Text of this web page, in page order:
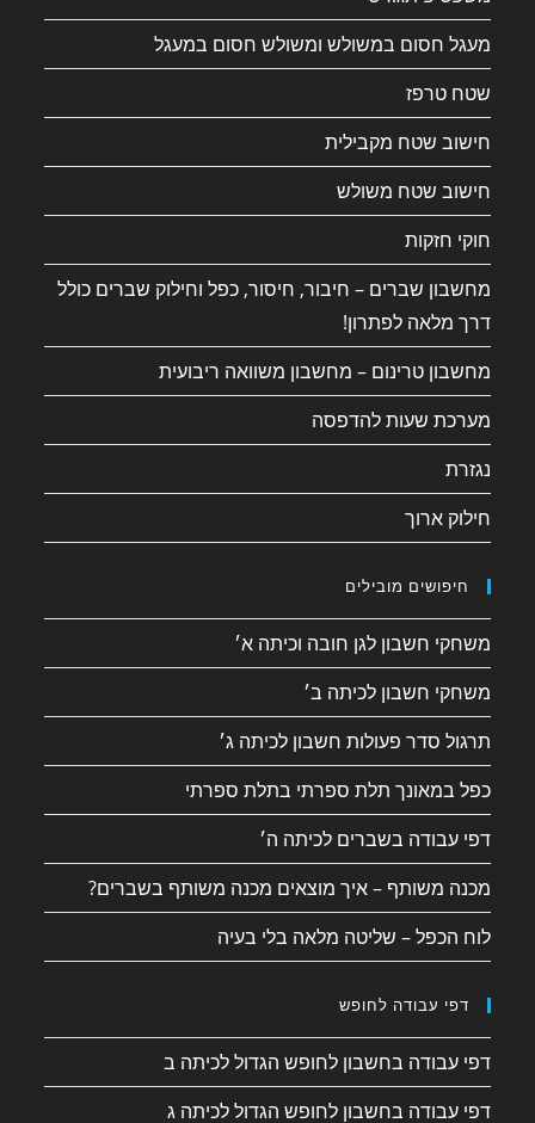
מעגל חסום במשולש ומשולש חסום במעגל
שטח טרפז
חישוב שטח מקבילית
חישוב שטח משולש
חוקי חזקות
מחשבון שברים – חיבור, חיסור, כפל וחילוק שברים כולל
דרך מלאה לפתרון!
מחשבון טרינום – מחשבון משוואה ריבועית
מערכת שעות להדפסה
נגזרת
חילוק ארוך
חיפושים מובילים
משחקי חשבון לגן חובה וכיתה א׳
משחקי חשבון לכיתה ב׳
תרגול סדר פעולות חשבון לכיתה ג׳
כפל במאונך תלת ספרתי בתלת ספרתי
דפי עבודה בשברים לכיתה ה׳
מכנה משותף – איך מוצאים מכנה משותף בשברים?
לוח הכפל – שליטה מלאה בלי בעיה
דפי עבודה לחופש
דפי עבודה בחשבון לחופש הגדול לכיתה ב
דפי עבודה בחשבון לחופש הגדול לכיתה ג